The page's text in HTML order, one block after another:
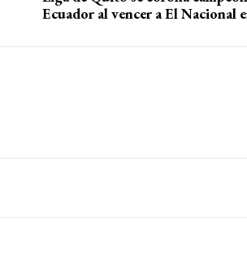
Ecuador al vencer a El Nacional